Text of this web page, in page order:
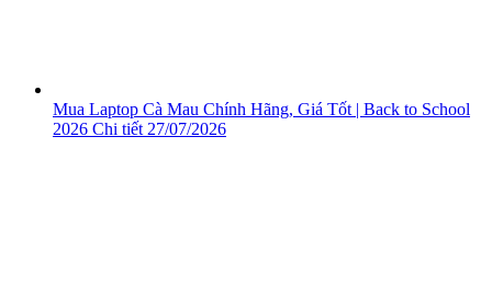
Mua Laptop Cà Mau Chính Hãng, Giá Tốt | Back to School
2026 Chi tiết 27/07/2026